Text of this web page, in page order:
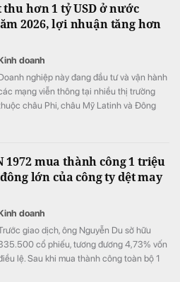
hơn 1 tỷ USD ở nước
2026, lợi nhuận tăng hơn
doanh
nghiệp này đang đầu tư và vận hành
mạng viễn thông tại nhiều thị trường
châu Phi, châu Mỹ Latinh và Đông
1972 mua thành công 1 triệu
lớn của công ty dệt may
doanh
giao dịch, ông Nguyễn Du sở hữu
cổ phiếu, tương đương 4,73% vốn
lệ. Sau khi mua thành công toàn bộ 1